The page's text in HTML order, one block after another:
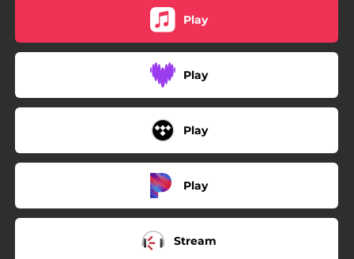
Play
Play
Play
Play
Stream